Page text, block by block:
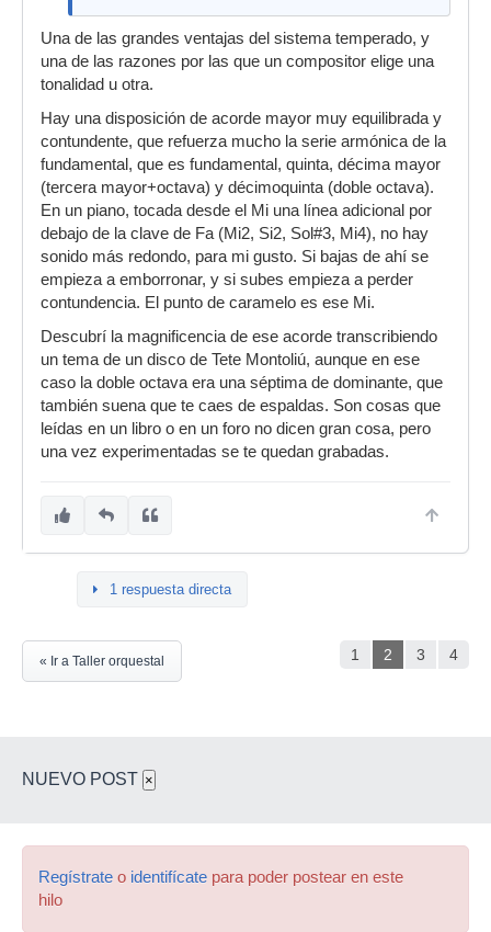
Una de las grandes ventajas del sistema temperado, y
una de las razones por las que un compositor elige una
tonalidad u otra.
Hay una disposición de acorde mayor muy equilibrada y
contundente, que refuerza mucho la serie armónica de la
fundamental, que es fundamental, quinta, décima mayor
(tercera mayor+octava) y décimoquinta (doble octava).
En un piano, tocada desde el Mi una línea adicional por
debajo de la clave de Fa (Mi2, Si2, Sol#3, Mi4), no hay
sonido más redondo, para mi gusto. Si bajas de ahí se
empieza a emborronar, y si subes empieza a perder
contundencia. El punto de caramelo es ese Mi.
Descubrí la magnificencia de ese acorde transcribiendo
un tema de un disco de Tete Montoliú, aunque en ese
caso la doble octava era una séptima de dominante, que
también suena que te caes de espaldas. Son cosas que
leídas en un libro o en un foro no dicen gran cosa, pero
una vez experimentadas se te quedan grabadas.
1 respuesta directa
1 2 3 4
« Ir a Taller orquestal
NUEVO POST ×
Regístrate o identifícate para poder postear en este
hilo